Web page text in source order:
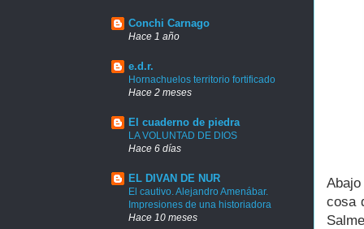
cosa
Conchi Carnago
Hace 1 año
e.d.r.
Hornachuelos territorio fortificado
Hace 2 meses
El cuaderno de piedra
LA VOLUNTAD DE DIOS
Hace 6 días
EL DIVAN DE NUR
El cautivo. Alejandro Amenábar.
Impresiones de una historiadora
Hace 10 meses